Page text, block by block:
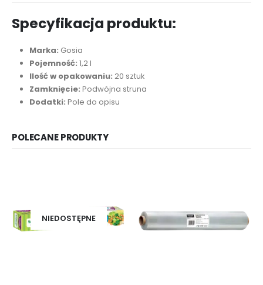
Specyfikacja produktu:
Marka: Gosia
Pojemność: 1,2 l
Ilość w opakowaniu: 20 sztuk
Zamknięcie: Podwójna struna
Dodatki: Pole do opisu
POLECANE PRODUKTY
NIEDOSTĘPNE